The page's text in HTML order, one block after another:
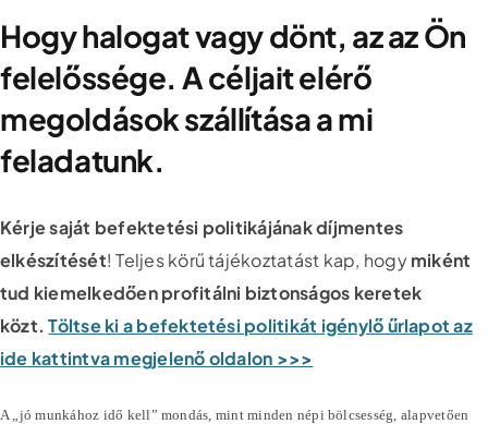
Hogy halogat vagy dönt, az az Ön
felelőssége. A céljait elérő
megoldások szállítása a mi
feladatunk.
Kérje saját befektetési politikájának díjmentes
elkészítését! Teljes körű tájékoztatást kap, hogymiként
tud kiemelkedően profitálni biztonságos keretek
közt. Töltse ki a befektetési politikát igénylő űrlapot az
ide kattintva megjelenő oldalon >>>
A „jó munkához idő kell” mondás, mint minden népi bölcsesség, alapvetően